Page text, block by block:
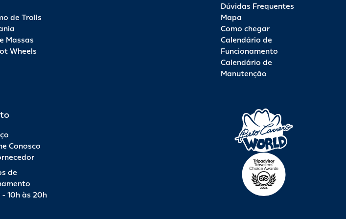
de Trolls
Massas
Wheels
Dúvidas Frequentes
Mapa
Como chegar
Calendário de
Funcionamento
Calendário de
Manutenção
Conosco
de
- 10h às 20h